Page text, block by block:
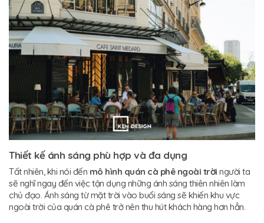
Thiết kế ánh sáng phù hợp và đa dụng
Tất nhiên, khi nói đến mô hình quán cà phê ngoài trời người ta
sẽ nghĩ ngay đến việc tận dụng những ánh sáng thiên nhiên làm
chủ đạo. Ánh sáng từ mặt trời vào buổi sáng sẽ khiến khu vực
ngoài trời của quán cà phê trở nên thu hút khách hàng hơn hẳn.